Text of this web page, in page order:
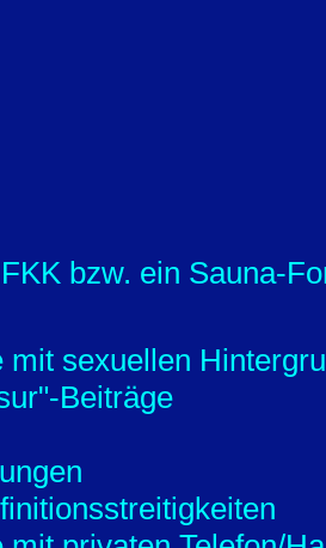
bzw. ein Sauna-
mit sexuellen
Beiträge